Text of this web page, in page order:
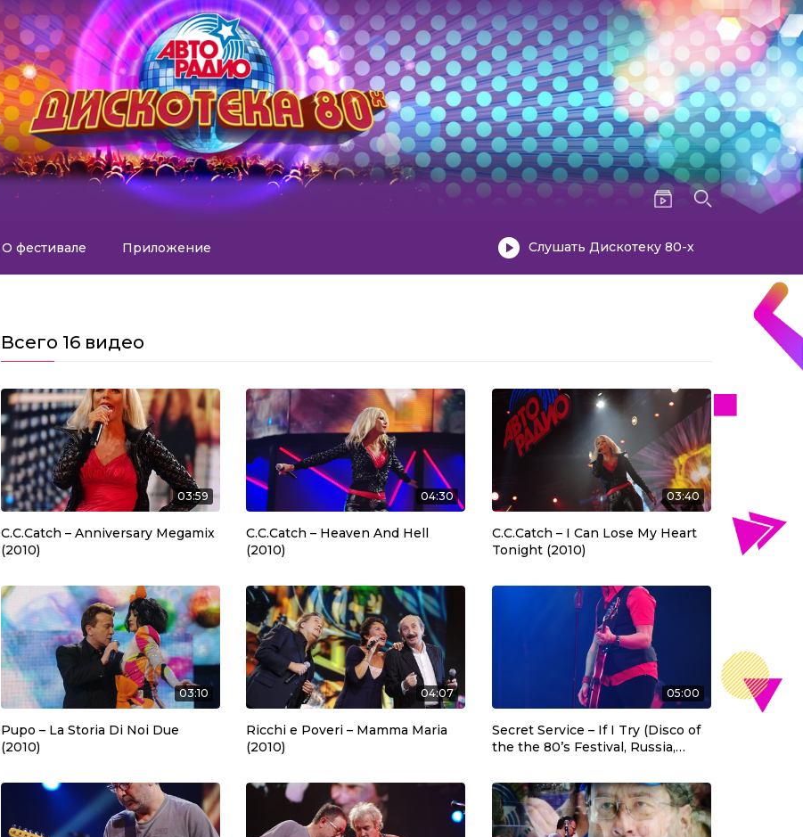
О фестивале Приложение Слушать Дискотеку 80-х
Всего 16 видео
03:59
C.C.Catch – Anniversary Megamix
(2010)
04:30
C.C.Catch – Heaven And Hell
(2010)
03:40
C.C.Catch – I Can Lose My Heart
Tonight (2010)
03:10
Pupo – La Storia Di Noi Due
(2010)
04:07
Ricchi e Poveri – Mamma Maria
(2010)
05:00
Secret Service – If I Try (Disco of
the the 80’s Festival, Russia,